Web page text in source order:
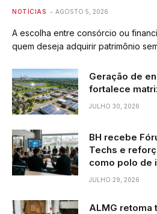
NOTÍCIAS AGOSTO 5, 2026
A escolha entre consórcio ou
quem deseja adquirir patrimônio
Geração de
fortalece
JULHO 30, 2026
BH recebe
Techs e
como polo de
JULHO 29, 2026
ALMG retoma